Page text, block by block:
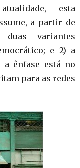
esta
a partir de
duas variantes
e 2) a
a ênfase está no
para as redes